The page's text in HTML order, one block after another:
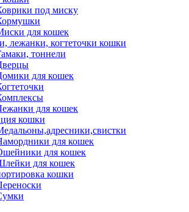
под миску
для кошек
лежанки, когтеточки кошки
тоннели
для кошек
для кошек
кошки
для кошек
для кошек
для кошек
кошки